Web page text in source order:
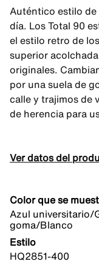
Auténtico estilo
día. Los Total 90
el estilo retro de
superior
originales.
por una suela de
calle y trajimos de
de herencia para
Ver datos del
Color que se
Azul universitario/
goma/Blanco
Estilo
HQ2851-400